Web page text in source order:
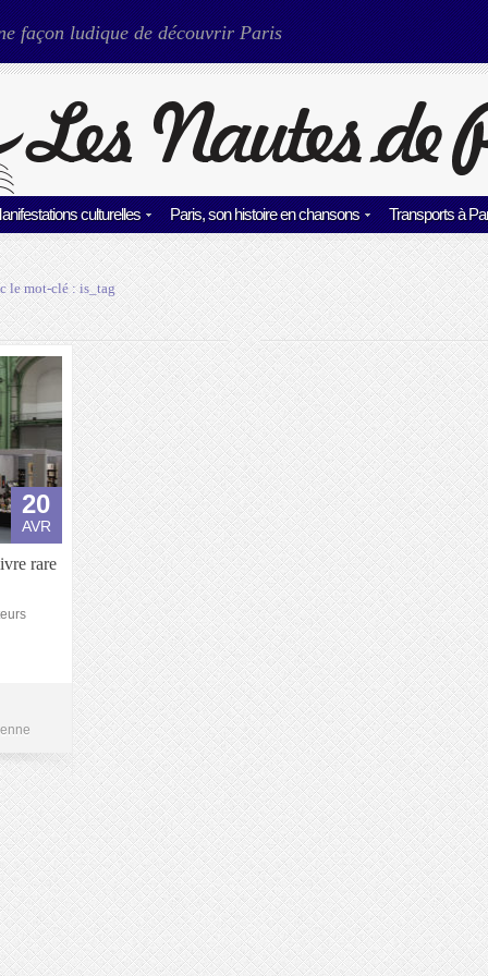
façon ludique de découvrir Paris
culturelles Paris, son histoire en chansons Transports à
le mot-clé :is_tag
20
AVR
rare